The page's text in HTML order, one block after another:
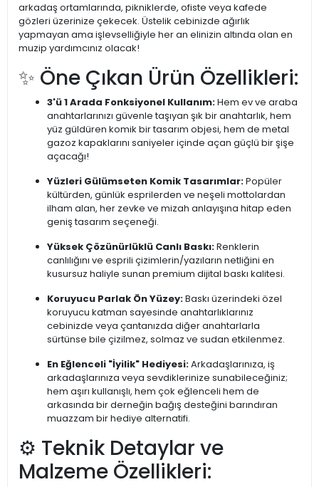
arkadaş ortamlarında, pikniklerde, ofiste veya kafede
gözleri üzerinize çekecek. Üstelik cebinizde ağırlık
yapmayan ama işlevselliğiyle her an elinizin altında olan en
muzip yardımcınız olacak!
✨ Öne Çıkan Ürün Özellikleri:
3'ü 1 Arada Fonksiyonel Kullanım:Hem ev ve araba
anahtarlarınızı güvenle taşıyan şık bir anahtarlık, hem
yüz güldüren komik bir tasarım objesi, hem de metal
gazoz kapaklarını saniyeler içinde açan güçlü bir şişe
açacağı!
Yüzleri Gülümseten Komik Tasarımlar:Popüler
kültürden, günlük esprilerden ve neşeli mottolardan
ilham alan, her zevke ve mizah anlayışına hitap eden
geniş tasarım seçeneği.
Yüksek Çözünürlüklü Canlı Baskı:Renklerin
canlılığını ve esprili çizimlerin/yazıların netliğini en
kusursuz haliyle sunan premium dijital baskı kalitesi.
Koruyucu Parlak Ön Yüzey:Baskı üzerindeki özel
koruyucu katman sayesinde anahtarlıklarınız
cebinizde veya çantanızda diğer anahtarlarla
sürtünse bile çizilmez, solmaz ve sudan etkilenmez.
En Eğlenceli "İyilik" Hediyesi:Arkadaşlarınıza, iş
arkadaşlarınıza veya sevdiklerinize sunabileceğiniz;
hem aşırı kullanışlı, hem çok eğlenceli hem de
arkasında bir derneğin bağış desteğini barındıran
muazzam bir hediye alternatifi.
⚙️ Teknik Detaylar ve
Malzeme Özellikleri: